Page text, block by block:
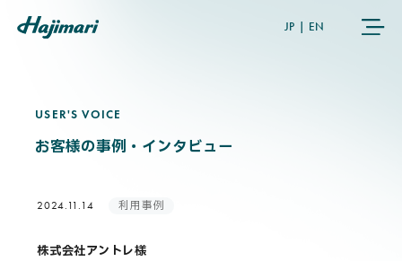
JP EN
COMPANY
USER'S VOICE
USER'S VOICE
お客様の事例・インタビュー
2024.11.14 利用事例
株式会社アントレ様